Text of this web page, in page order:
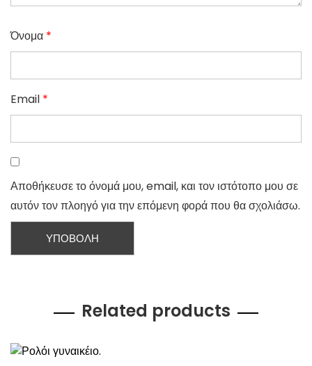
Όνομα *
Email *
Αποθήκευσε το όνομά μου, email, και τον ιστότοπο μου σε
αυτόν τον πλοηγό για την επόμενη φορά που θα σχολιάσω.
Related products